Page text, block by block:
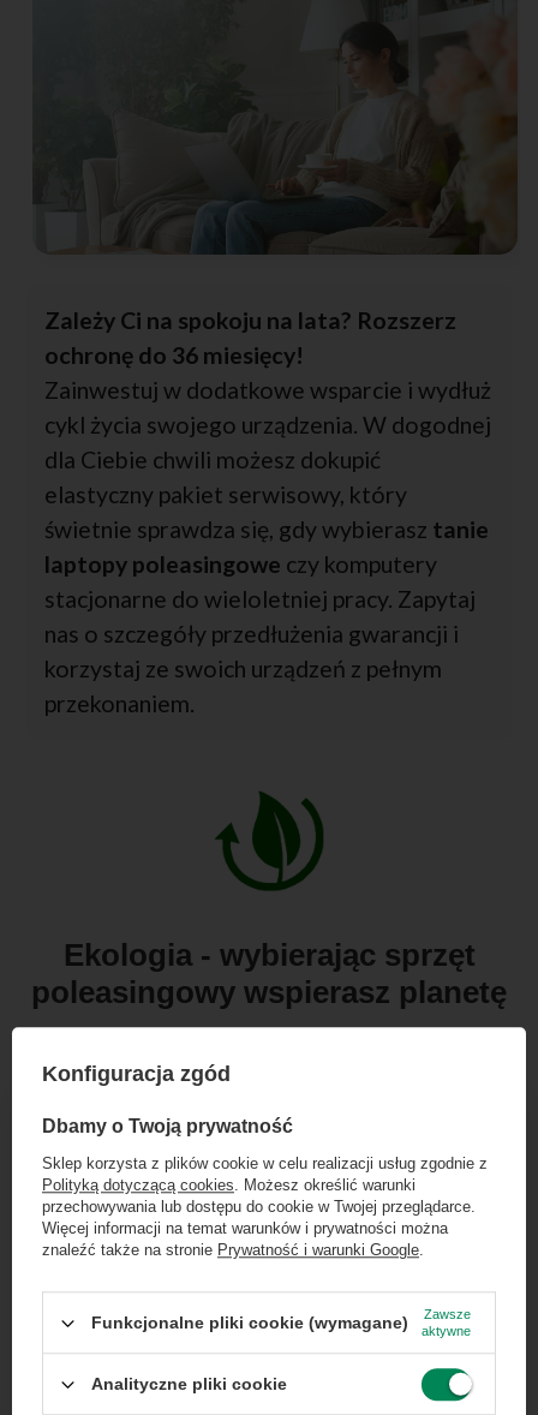
Zależy Ci na spokoju na lata? Rozszerz
ochronę do 36 miesięcy!
Zainwestuj w dodatkowe wsparcie i wydłuż
cykl życia swojego urządzenia. W dogodnej
dla Ciebie chwili możesz dokupić
elastyczny pakiet serwisowy, który
świetnie sprawdza się, gdy wybierasz tanie
laptopy poleasingowe czy komputery
stacjonarne do wieloletniej pracy. Zapytaj
nas o szczegóły przedłużenia gwarancji i
korzystaj ze swoich urządzeń z pełnym
przekonaniem.
Ekologia - wybierając sprzęt
poleasingowy wspierasz planetę
Postaw namądre oszczędzanie
w świetnej cenie, redukując
elektrośmieciw duchuZero Waste. ZGreen
Computersoszczędzasz zasoby naturalne,
energię i wodę. Dołącz do świadomych
sumieniem.
Dołącz do newslettera Green
Computers
Zgarnij jako pierwszy informacje o zniżkach i
rabatach w naszym sklepie!
...lub zadzwoń od razu, aby odebrać
przy zamówieniu telefonicznym
50 zł rabatu!
Rabat 50 zł przy zamówieniach powyżej 300 zł. Oferta
Konfiguracja zgód
Dbamy o Twoją prywatność
Sklep korzysta z plików cookie w celu realizacji usług zgodnie z
Polityką dotyczącą cookies. Możesz określić warunki
przechowywania lub dostępu do cookie w Twojej przeglądarce.
Więcej informacji na temat warunków i prywatności można
znaleźć także na stronie Prywatność i warunki Google.
Funkcjonalne pliki cookie (wymagane)
Zawsze
aktywne
Analityczne pliki cookie